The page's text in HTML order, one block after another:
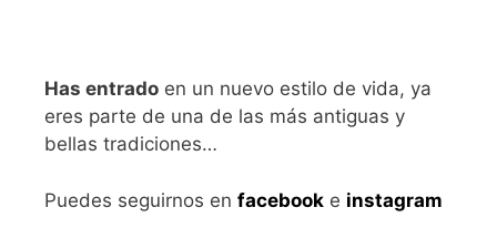
Has entrado en un nuevo estilo de vida, ya
eres parte de una de las más antiguas y
bellas tradiciones…
Puedes seguirnos en facebook e instagram